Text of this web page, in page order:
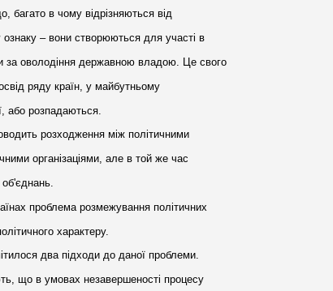
багато в чому відрізняються від
– вони створюються для участі в
за оволодіння державною владою. Це свого
ряду країн, у майбутньому
або розпадаються.
розходження між політичними
організаціями, але в той же час
проблема розмежування політичних
характеру.
два підходи до даної проблеми.
що в умовах незавершеності процесу